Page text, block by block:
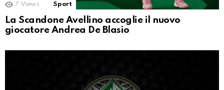
7 Views Sport
La Scandone Avellino accoglie il nuovo
giocatore Andrea De Blasio